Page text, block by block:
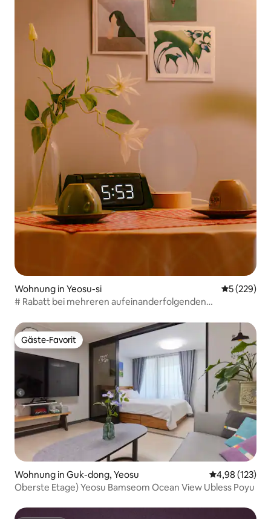
Wohnung in Yeosu-si
5 (229)
# Rabatt bei mehreren aufeinanderfolgenden
Sehenswürdigkeiten, Bahnhöfen, Terminals/3 Minuten
zum Supermarkt/Selbst-Check-in/Später Check-
in_Nanaimo 5310
Gäste-Favorit
Gäste-Favorit
Wohnung in Guk-dong, Yeosu
4,98 (123)
Oberste Etage) Yeosu Bamseom Ocean View Ubless Poyu